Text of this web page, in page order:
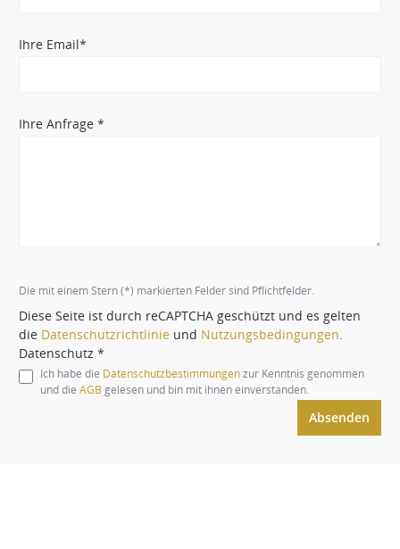
Ihre Email*
Ihre Anfrage *
Die mit einem Stern (*) markierten Felder sind Pflichtfelder.
Diese Seite ist durch reCAPTCHA geschützt und es gelten
die Datenschutzrichtlinie und Nutzungsbedingungen
Datenschutz *
Ich habe die Datenschutzbestimmungenzur Kenntnis genommen
und die AGB gelesen und bin mit ihnen einverstanden.
Absenden